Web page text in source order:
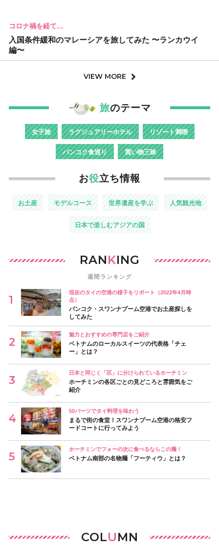
コロナ禍を経て…
入国条件緩和のマレーシアを旅してみた 〜ランカウイ
編〜
VIEW MORE
旅のテーマ
女子旅 ラグジュアリーホテル リゾート満喫
バンコク食巡り 買い物三昧
お役立ち情報
お土産 モデルコース 世界遺産を学ぶ 人気観光地
日本で楽しむアジアの国
RANKING
週間ランキング
現在のタイの空港の様子をリポート（2022年4月時
点）
バンコク・スワンナプーム空港でお土産探しを
してみた
魅力とおすすめの専門店をご紹介
ベトナムのローカルスイーツの代表格「チェ
ー」とは？
日本と同じく「区」に分けられているホーチミン
ホーチミンの各区ごとの見どころと雰囲気をご
紹介
50バーツでタイ料理を味わう
まるで街の食堂！スワンナプーム空港の格安フ
ードコートに行ってみよう
ホーチミンでフォーの次に食べるならこの麺！
ベトナム南部の名物麺「フーティウ」とは？
COLUMN